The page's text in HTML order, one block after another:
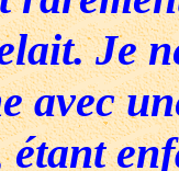
Je
avec